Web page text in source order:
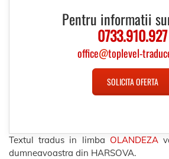
Pentru informatii
0733.910.927
office@toplevel-
SOLICITA OFERTA
Textul tradus in limba OLANDEZA
dumneavoastra din HARSOVA.